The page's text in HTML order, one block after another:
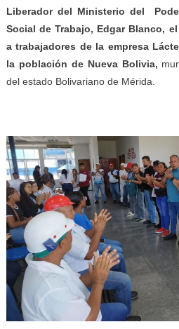
Liberador del Ministerio del
Social de Trabajo, Edgar Blanco,
a trabajadores de la empresa
la población de Nueva Bolivia,
del estado Bolivariano de Mérida.